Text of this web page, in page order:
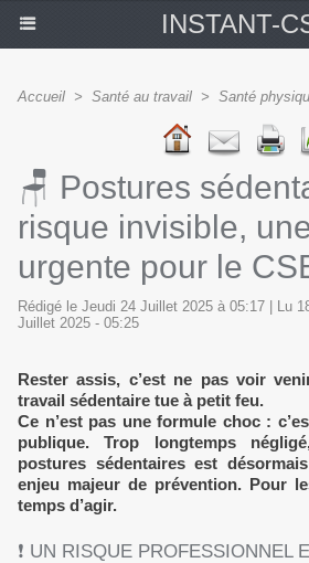
INSTANT-
Accueil > Santé au travail > Santé
🪑 Postures
risque invisible,
urgente pour le
Rédigé le Jeudi 24 Juillet 2025 à 05:17 | Lu
Juillet 2025 - 05:25
Rester assis, c’est ne pas voir
travail sédentaire tue à petit feu.
Ce n’est pas une formule choc :
publique. Trop longtemps
postures sédentaires est
enjeu majeur de prévention. Pour
temps d’agir.
❗ UN RISQUE PROFESSIONNEL